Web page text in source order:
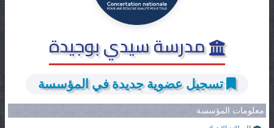
مدرسة سيدي بوجيدة
تسجيل عضوية جديدة في المؤسسة
معلومات المؤسسة